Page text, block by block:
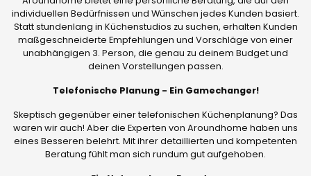
individuellen Bedürfnissen und Wünschen jedes Kunden basiert.
Statt stundenlang in Küchenstudios zu suchen, erhalten Kunden
maßgeschneiderte Empfehlungen und Vorschläge von einer
unabhängigen 3. Person, die genau zu deinem Budget und
deinen Vorstellungen passen.
Telefonische Planung - Ein Gamechanger!
Skeptisch gegenüber einer telefonischen Küchenplanung? Das
waren wir auch! Aber die Experten von Aroundhome haben uns
eines Besseren belehrt. Mit ihrer detaillierten und kompetenten
Beratung fühlt man sich rundum gut aufgehoben.